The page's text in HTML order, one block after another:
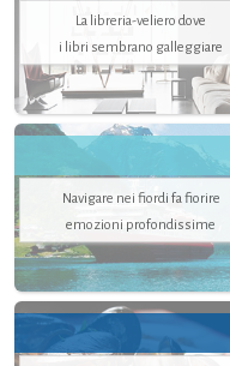
La libreria-veliero dove
i libri sembrano galleggiare
Navigare nei fiordi fa fiorire
emozioni profondissime